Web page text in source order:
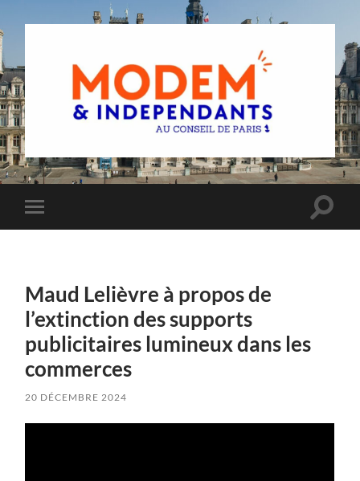
Groupe
MoDem
et
de
Toggle
mobile
Toggle
Maud Lelièvre à propos de
l’extinction des supports
publicitaires lumineux dans les
commerces
20 DÉCEMBRE 2024